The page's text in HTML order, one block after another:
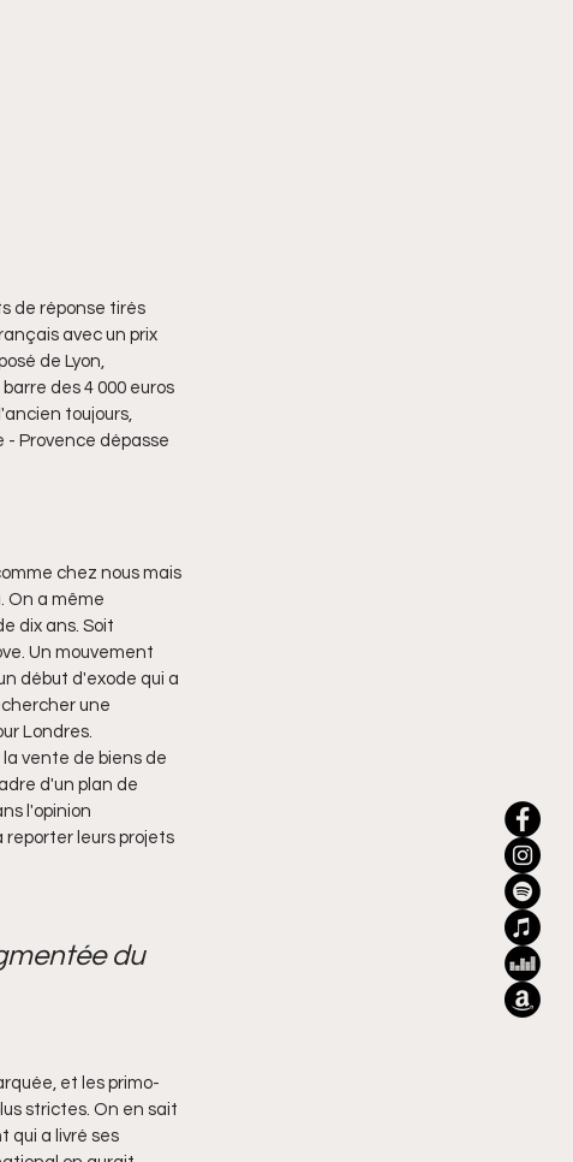
de réponse tirés
avec un prix
de Lyon,
des 4 000 euros
toujours,
- Provence dépasse
chez nous mais
On a même
dix ans. Soit
Un mouvement
début d'exode qui a
une
Londres.
la vente de biens de
d'un plan de
l'opinion
leurs projets
du
et les primo-
strictes. On en sait
qui a livré ses